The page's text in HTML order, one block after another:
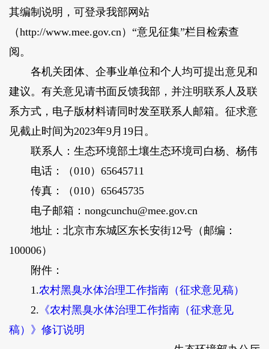
其编制说明，可登录我部网站
（http://www.mee.gov.cn）“意见征集”栏目检索查
阅。
各机关团体、企事业单位和个人均可提出意见和
建议。有关意见请书面反馈我部，并注明联系人及联
系方式，电子版材料请同时发至联系人邮箱。征求意
见截止时间为2023年9月19日。
联系人：生态环境部土壤生态环境司白杨、杨伟
电话：（010）65645711
传真：（010）65645735
电子邮箱：nongcunchu@mee.gov.cn
地址：北京市东城区东长安街12号（邮编：
100006）
附件：
1.农村黑臭水体治理工作指南（征求意见稿）
2. 《农村黑臭水体治理工作指南（征求意见
稿）》修订说明